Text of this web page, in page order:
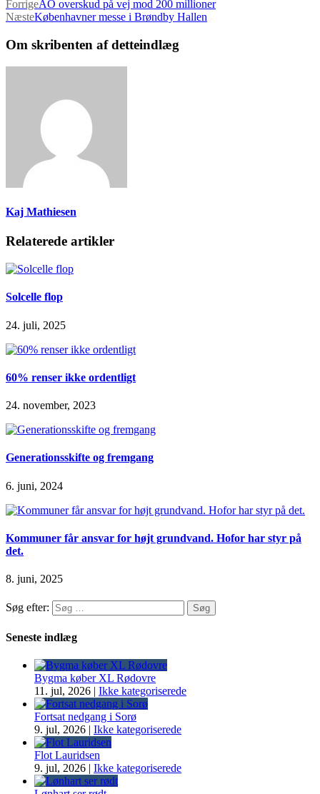
ForrigeAO overskud på vej mod 200 millioner
NæsteKøbenhavner messe i Brøndby Hallen
Om skribenten af detteindlæg
Kaj Mathiesen
Relaterede artikler
Solcelle flop
24. juli, 2025
60% renser ikke ordentligt
24. november, 2023
Generationsskifte og fremgang
6. juni, 2024
Kommuner får ansvar for højt grundvand. Hofor har styr på
det.
8. juni, 2025
Søg efter:
Seneste indlæg
Bygma køber XL Rødovre
11. jul, 2026 | Ikke kategoriserede
Fortsat nedgang i Sorø
9. jul, 2026 | Ikke kategoriserede
Flot Lauridsen
9. jul, 2026 | Ikke kategoriserede